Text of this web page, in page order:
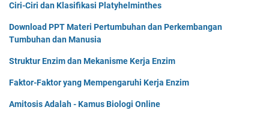
Ciri-Ciri dan Klasifikasi Platyhelminthes
Download PPT Materi Pertumbuhan dan Perkembangan
Tumbuhan dan Manusia
Struktur Enzim dan Mekanisme Kerja Enzim
Faktor-Faktor yang Mempengaruhi Kerja Enzim
Amitosis Adalah - Kamus Biologi Online